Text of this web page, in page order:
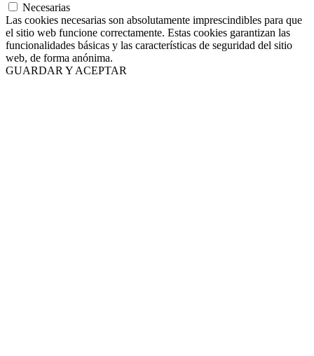
Necesarias
Las cookies necesarias son absolutamente imprescindibles para que
el sitio web funcione correctamente. Estas cookies garantizan las
funcionalidades básicas y las características de seguridad del sitio
web, de forma anónima.
GUARDAR Y ACEPTAR